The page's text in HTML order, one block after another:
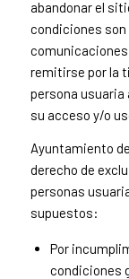
abandonar el
condiciones
comunicaciones
remitirse por la
persona
su acceso y/o
Ayuntamiento
derecho de
personas
supuestos:
Por
condiciones